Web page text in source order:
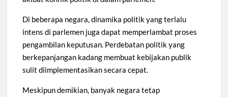
Di beberapa negara, dinamika politik yang terlalu
intens di parlemen juga dapat memperlambat proses
pengambilan keputusan. Perdebatan politik yang
berkepanjangan kadang membuat kebijakan publik
sulit diimplementasikan secara cepat.
Meskipun demikian, banyak negara tetap